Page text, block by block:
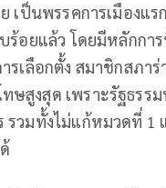
ป็นพรรคการเมืองแร
ร้อยแล้ว โดยมีหลักก
เลือกตั้ง สมาชิกสภา
สูงสุด เพราะรัฐธรร
วมทั้งไม่แก้หมวดที่ 1